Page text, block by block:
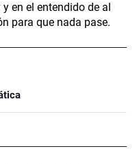
en el entendido de al
para que nada pase.